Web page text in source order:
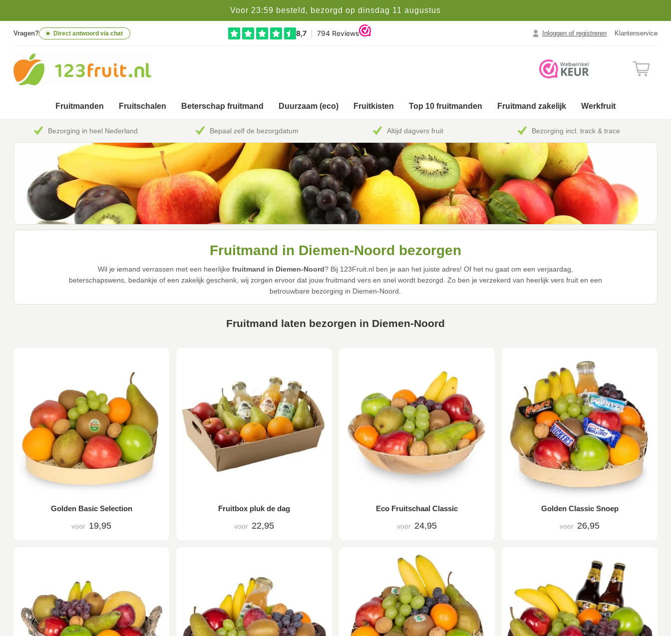
Voor 23:59 besteld, bezorgd op dinsdag 11 augustus
Vragen? Direct antwoord via chat Inloggen of registreren Klantenservice
Fruitmanden Fruitschalen Beterschap fruitmand Duurzaam (eco) Fruitkisten Top 10 fruitmanden Fruitmand zakelijk Werkfruit
Bezorging in heel Nederland Bepaal zelf de bezorgdatum Altijd dagvers fruit Bezorging incl. track & trace
Fruitmand in Diemen-Noord bezorgen
Wil je iemand verrassen met een heerlijke fruitmand in Diemen-Noord? Bij 123Fruit.nl ben je aan het juiste adres! Of het nu gaat om een verjaardag,
beterschapswens, bedankje of een zakelijk geschenk, wij zorgen ervoor dat jouw fruitmand vers en snel wordt bezorgd. Zo ben je verzekerd van heerlijk vers fruit en een
betrouwbare bezorging in Diemen-Noord.
Fruitmand laten bezorgen in Diemen-Noord
Golden Basic Selection
voor 19,95
Fruitbox pluk de dag
voor 22,95
Eco Fruitschaal Classic
voor 24,95
Golden Classic Snoep
voor 26,95